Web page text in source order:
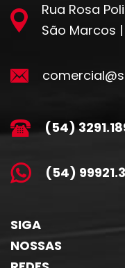
Rua Rosa
São Marcos
(54)
(54)
SIGA
NOSSAS